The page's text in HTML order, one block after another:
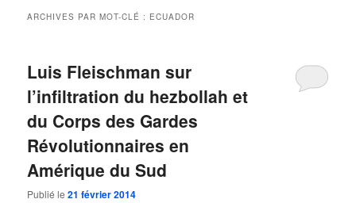
ARCHIVES PAR MOT-CLÉ : ECUADOR
Luis Fleischman sur
l’infiltration du hezbollah et
du Corps des Gardes
Révolutionnaires en
Amérique du Sud
Publié le21 février 2014